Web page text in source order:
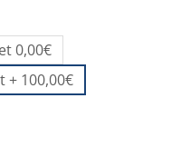
0,00€
+ 100,00€
gewünschten